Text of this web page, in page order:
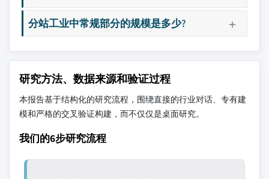
分站工业中常规部分的规模是多少?
研究方法、数据来源和验证过程
本报告基于结构化的研究流程，围绕直接的行业对话、专有建
模和严格的交叉验证构建，而不仅仅是桌面研究。
我们的6步研究流程